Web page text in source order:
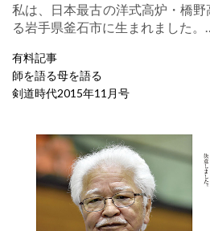
私は、日本最古の洋式高炉・橋
る岩手県釜石市に生まれました。…
有料記事
師を語る母を語る
剣道時代2015年11月号